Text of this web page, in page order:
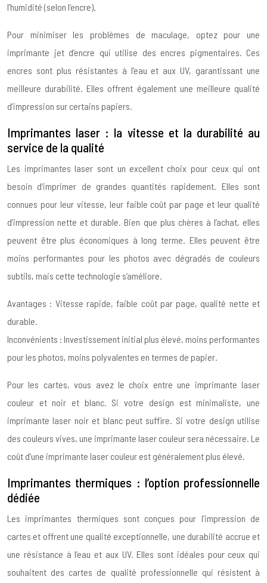
l’humidité (selon l’encre).
Pour minimiser les problèmes de maculage, optez pour une
imprimante jet d’encre qui utilise des encres pigmentaires. Ces
encres sont plus résistantes à l’eau et aux UV, garantissant une
meilleure durabilité. Elles offrent également une meilleure qualité
d’impression sur certains papiers.
Imprimantes laser : la vitesse et la durabilité au
service de la qualité
Les imprimantes laser sont un excellent choix pour ceux qui ont
besoin d’imprimer de grandes quantités rapidement. Elles sont
connues pour leur vitesse, leur faible coût par page et leur qualité
d’impression nette et durable. Bien que plus chères à l’achat, elles
peuvent être plus économiques à long terme. Elles peuvent être
moins performantes pour les photos avec dégradés de couleurs
subtils, mais cette technologie s’améliore.
Avantages : Vitesse rapide, faible coût par page, qualité nette et
durable.
Inconvénients : Investissement initial plus élevé, moins performantes
pour les photos, moins polyvalentes en termes de papier.
Pour les cartes, vous avez le choix entre une imprimante laser
couleur et noir et blanc. Si votre design est minimaliste, une
imprimante laser noir et blanc peut suffire. Si votre design utilise
des couleurs vives, une imprimante laser couleur sera nécessaire. Le
coût d’une imprimante laser couleur est généralement plus élevé.
Imprimantes thermiques : l’option professionnelle
dédiée
Les imprimantes thermiques sont conçues pour l’impression de
cartes et offrent une qualité exceptionnelle, une durabilité accrue et
une résistance à l’eau et aux UV. Elles sont idéales pour ceux qui
souhaitent des cartes de qualité professionnelle qui résistent à